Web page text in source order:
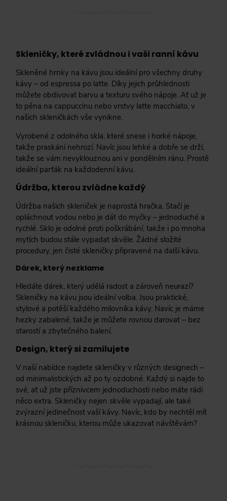
Skleničky, které zvládnou i vaši ranní kávu
Skleněné hrnky na kávu jsou ideální pro všechny druhy
kávy – od espressa po latte. Díky jejich průhlednosti
můžete obdivovat barvu a texturu svého nápoje. Ať už je
to pěna na cappuccinu nebo vrstvy latte macchiato, v
našich skleničkách vše vynikne.
Vyrobené z odolného skla, které snese i horké nápoje,
takže praskání nehrozí. Navíc jsou lehké a dobře se drží,
takže se vám nevyklouznou ani v pondělním ránu. Prostě
ideální parťák na každodenní kávu.
Údržba, kterou zvládne každý
Údržba našich skleniček je naprostá hračka. Stačí je
opláchnout vodou nebo je dát do myčky – jednoduché a
rychlé. Sklo je odolné proti poškrábání, takže i po mnoha
mytích budou stále vypadat skvěle. Žádné složité
procedury, jen čisté skleničky připravené na další kávu.
Dárek, který nezklame
Hledáte dárek, který udělá radost a zároveň neurazí?
Skleničky na kávu jsou ideální volba. Jsou praktické,
stylové a potěší každého milovníka kávy. Navíc je máme
hezky zabalené, takže je můžete rovnou darovat – bez
starostí a zbytečného balení.
Design, který si zamilujete
V naší nabídce najdete skleničky v různých designech –
od minimalistických až po ty ozdobné. Každý si najde to
své, ať už jste příznivcem jednoduchosti nebo máte rádi
něco extra. Skleničky nejen skvěle vypadají, ale také
zvýrazní jedinečnost vaší kávy. Navíc, kdo by nechtěl mít
krásnou skleničku, kterou může ukazovat návštěvám?